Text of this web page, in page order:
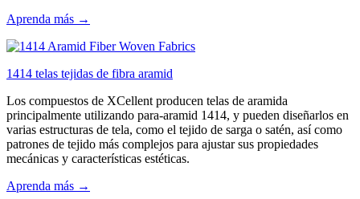
Aprenda más →
1414 telas tejidas de fibra aramid
Los compuestos de XCellent producen telas de aramida
principalmente utilizando para-aramid 1414, y pueden diseñarlos en
varias estructuras de tela, como el tejido de sarga o satén, así como
patrones de tejido más complejos para ajustar sus propiedades
mecánicas y características estéticas.
Aprenda más →